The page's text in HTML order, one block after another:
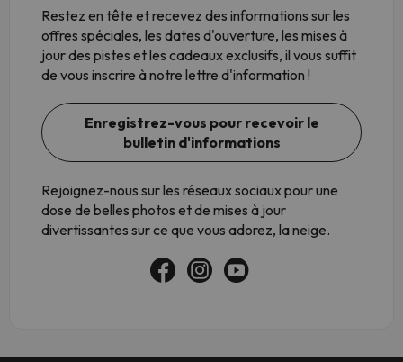
Restez en tête et recevez des informations sur les
offres spéciales, les dates d'ouverture, les mises à
jour des pistes et les cadeaux exclusifs, il vous suffit
de vous inscrire à notre lettre d'information !
Enregistrez-vous pour recevoir le
bulletin d'informations
Rejoignez-nous sur les réseaux sociaux pour une
dose de belles photos et de mises à jour
divertissantes sur ce que vous adorez, la neige.